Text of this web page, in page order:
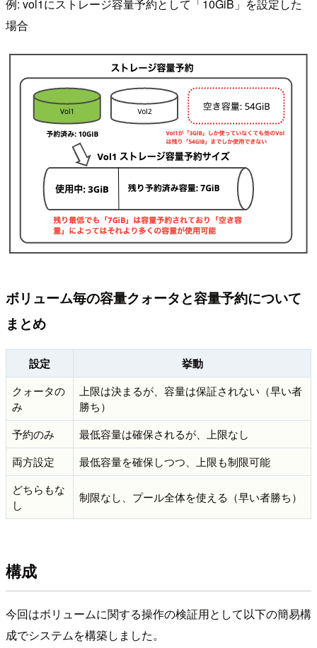
例: vol1にストレージ容量予約として「10GiB」を設定した
場合
ボリューム毎の容量クォータと容量予約について
まとめ
設定 挙動
クォータの
み
上限は決まるが、容量は保証されない（早い者
勝ち）
予約のみ
最低容量は確保されるが、上限なし
両方設定
最低容量を確保しつつ、上限も制限可能
どちらもな
し
制限なし、プール全体を使える（早い者勝ち）
構成
今回はボリュームに関する操作の検証用として以下の簡易構
成でシステムを構築しました。